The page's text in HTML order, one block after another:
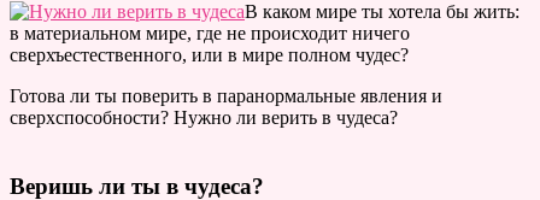
В каком мире ты хотела бы жить:
в материальном мире, где не происходит ничего
сверхъестественного, или в мире полном чудес?
Готова ли ты поверить в паранормальные явления и
сверхспособности? Нужно ли верить в чудеса?
Веришь ли ты в чудеса?